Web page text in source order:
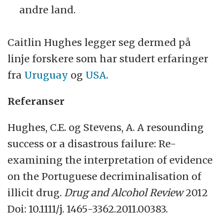
andre land.
Caitlin Hughes legger seg dermed på
linje forskere som har studert erfaringer
fra Uruguay og USA.
Referanser
Hughes, C.E. og Stevens, A. A resounding
success or a disastrous failure: Re-
examining the interpretation of evidence
on the Portuguese decriminalisation of
illicit drug. Drug and Alcohol Review2012
Doi: 10.1111/j. 1465-3362.2011.00383.